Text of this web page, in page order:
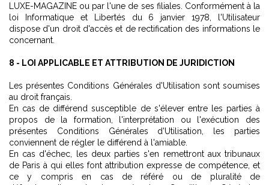
LUXE-MAGAZINE ou par l'une de ses filiales. Conformément à la
loi Informatique et Libertés du 6 janvier 1978, l'Utilisateur
dispose d'un droit d'accès et de rectification des informations le
concernant.
8 - LOI APPLICABLE ET ATTRIBUTION DE JURIDICTION
Les présentes Conditions Générales d'Utilisation sont soumises
au droit français.
En cas de différend susceptible de s'élever entre les parties à
propos de la formation, l'interprétation ou l'exécution des
présentes Conditions Générales d'Utilisation, les parties
conviennent de régler le différend à l'amiable.
En cas d'échec, les deux parties s'en remettront aux tribunaux
de Paris à qui elles font attribution expresse de compétence, et
ce y compris en cas de référé ou de pluralité de